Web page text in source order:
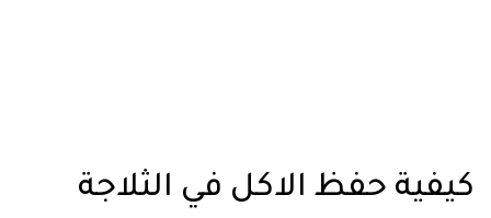
كيفية حفظ الاكل في الثلاجة